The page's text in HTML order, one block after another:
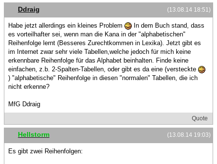
(13.08.14 18:51)
Ddraig
Habe jetzt allerdings ein kleines Problem
In dem Buch stand, dass
es vorteilhafter sei, wenn man die Kana in der "alphabetischen"
Reihenfolge lernt (Besseres Zurechtkommen in Lexika). Jetzt gibt es
im Internet zwar sehr viele Tabellen,welche jedoch für mich keine
erkennbare Reihenfolge für das Alphabet beinhalten. Finde keine
einfachen, z.b. 2-Spalten-Tabellen, oder gibt es da eine (versteckte
) "alphabetische" Reihenfolge in diesen "normalen" Tabellen, die ich
nicht erkenne?
MfG Ddraig
Quote
(13.08.14 19:03)
Hellstorm
Es gibt zwei Reihenfolgen: